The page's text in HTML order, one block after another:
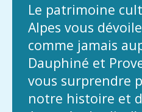
Le patrimoine
Alpes vous
comme jamais
Dauphiné et
vous surprendre
notre histoire et